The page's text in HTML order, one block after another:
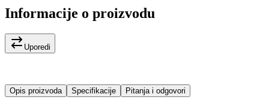
Informacije o proizvodu
Uporedi
Opis proizvoda Specifikacije Pitanja i odgovori